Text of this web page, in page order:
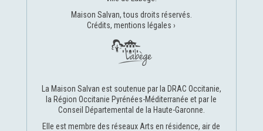
Maison Salvan, tous droits réservés.
Crédits, mentions légales ›
La Maison Salvan est soutenue par la DRAC Occitanie,
la Région Occitanie Pyrénées-Méditerranée et par le
Conseil Départemental de la Haute-Garonne
Elle est membre des réseaux Arts en résidence,air de